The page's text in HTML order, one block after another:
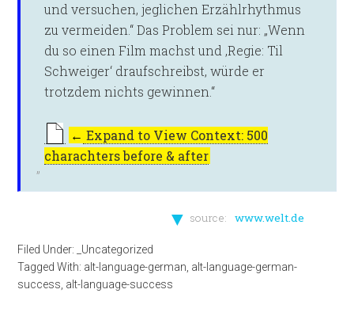
und versuchen, jeglichen Erzählrhythmus
zu vermeiden.“ Das Problem sei nur: „Wenn
du so einen Film machst und ‚Regie: Til
Schweiger‘ draufschreibst, würde er
trotzdem nichts gewinnen.“
← Expand to View Context: 500
charachters before & after
▼ source: www.welt.de
Filed Under:
_Uncategorized
Tagged With: alt-language-german alt-language-german-
success alt-language-success